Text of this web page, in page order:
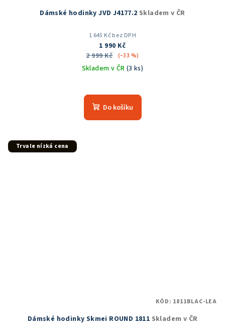
Dámské hodinky JVD J4177.2 Skladem v ČR
1 645 Kč bez DPH
1 990 Kč
2 999 Kč
(–33 %)
Skladem v ČR (3 ks)
hodnocení
produktu
Do košíku
Trvale nízká cena
Dámské hodinky Skmei ROUND 1811 Skladem v ČR
KÓD: 1811BLAC-LEA